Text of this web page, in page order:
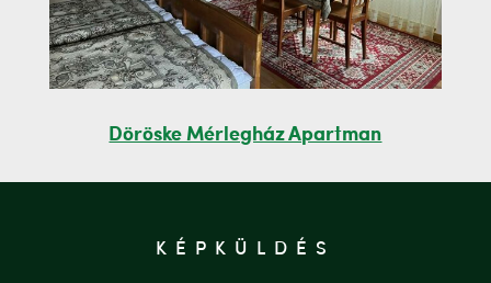
Döröske Mérlegház Apartman
KÉPKÜLDÉS